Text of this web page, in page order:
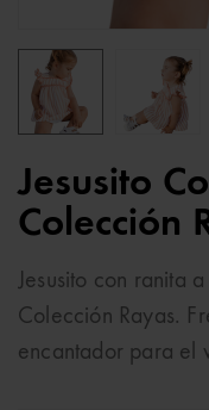
Jesusito
Colección
Jesusito con ranita
Colección Rayas.
encantador para el